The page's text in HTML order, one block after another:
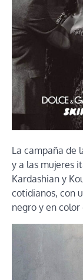
La campaña de
y a las mujeres
Kardashian y
cotidianos, con
negro y en